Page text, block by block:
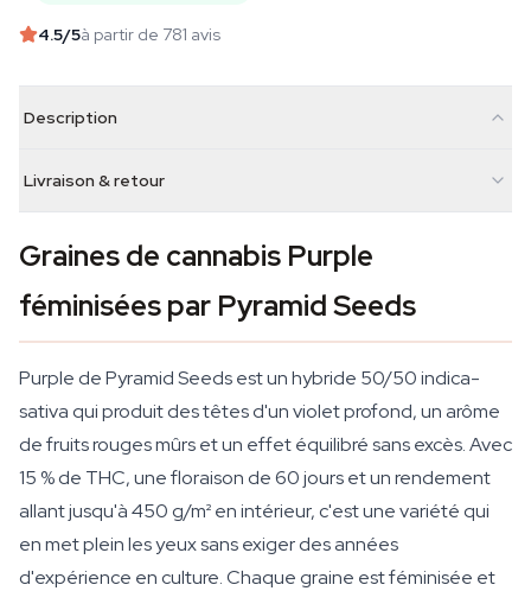
4.5/5à partir de 781 avis
Description
Livraison & retour
Graines de cannabis Purple
féminisées par Pyramid Seeds
Purple de Pyramid Seeds est un hybride 50/50 indica-
sativa qui produit des têtes d'un violet profond, un arôme
de fruits rouges mûrs et un effet équilibré sans excès. Avec
15 % de THC, une floraison de 60 jours et un rendement
allant jusqu'à 450 g/m² en intérieur, c'est une variété qui
en met plein les yeux sans exiger des années
d'expérience en culture. Chaque graine est féminisée et